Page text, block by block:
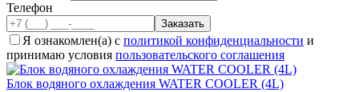
Телефон
Я ознакомлен(а) с политикой конфиденциальности и
принимаю условия пользовательского соглашения
Блок водяного охлаждения WATER COOLER (4L)